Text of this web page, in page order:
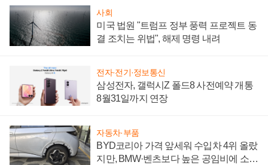
사회
미국 법원 "트럼프 정부 풍력 프로젝트 동
결 조치는 위법", 해제 명령 내려
전자·전기·정보통신
삼성전자, 갤럭시Z 폴드8 사전예약 개통
8월31일까지 연장
자동차·부품
BYD코리아 가격 앞세워 수입차 4위 올랐
지만, BMW·벤츠보다 높은 공임비에 소비